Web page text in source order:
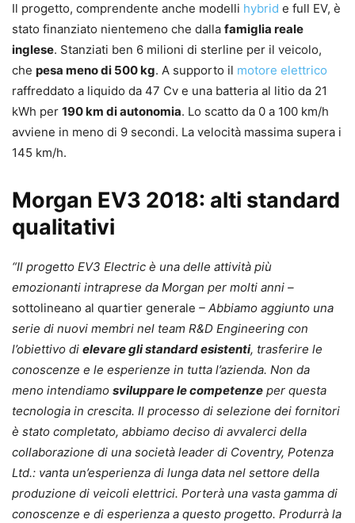
Il progetto, comprendente anche modelli hybrid e full EV, è
stato finanziato nientemeno che dalla famiglia reale
inglese. Stanziati ben 6 milioni di sterline per il veicolo,
che pesa meno di 500 kg. A supporto il motore elettrico
raffreddato a liquido da 47 Cv e una batteria al litio da 21
kWh per 190 km di autonomia. Lo scatto da 0 a 100 km/h
avviene in meno di 9 secondi. La velocità massima supera i
145 km/h.
Morgan EV3 2018: alti standard
qualitativi
“Il progetto EV3 Electric è una delle attività più
emozionanti intraprese da Morgan per molti anni –
sottolineano al quartier generale – Abbiamo aggiunto una
serie di nuovi membri nel team R&D Engineering con
l’obiettivo di elevare gli standard esistenti, trasferire le
conoscenze e le esperienze in tutta l’azienda. Non da
meno intendiamo sviluppare le competenze per questa
tecnologia in crescita. Il processo di selezione dei fornitori
è stato completato, abbiamo deciso di avvalerci della
collaborazione di una società leader di Coventry, Potenza
Ltd.: vanta un’esperienza di lunga data nel settore della
produzione di veicoli elettrici. Porterà una vasta gamma di
conoscenze e di esperienza a questo progetto. Produrrà la